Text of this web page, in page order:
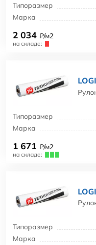
Типоразмер
Марка
2 034 ₽/м2
на складе:
Типоразмер
Марка
1 671 ₽/м2
на складе:
Типоразмер
Марка